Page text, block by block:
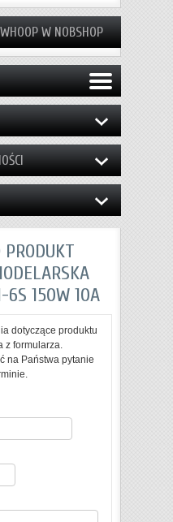
W NOBSHOP
6S 150W 10A
dotyczące produktu
z formularza.
na Państwa pytanie